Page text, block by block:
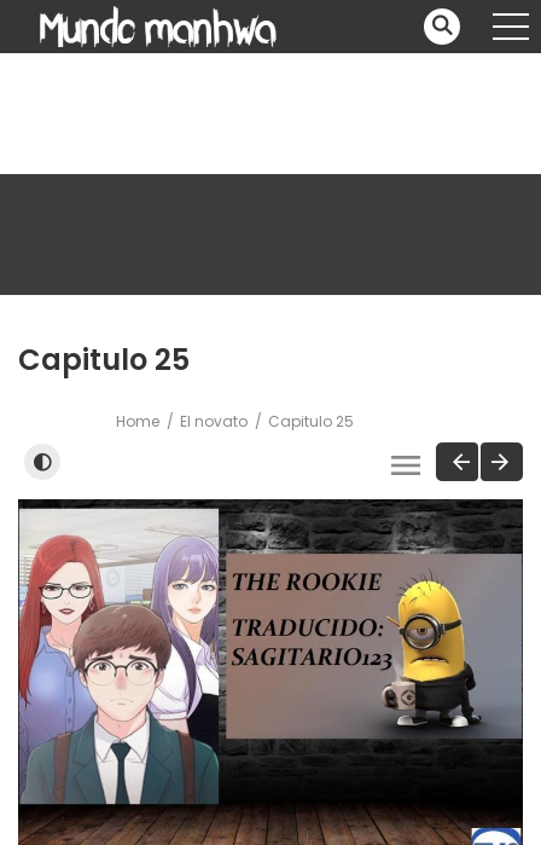
Capitulo 25
Home El novato Capitulo 25